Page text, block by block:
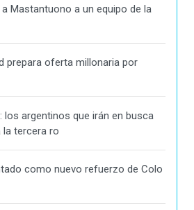
a Mastantuono a un equipo de la
prepara oferta millonaria por
los argentinos que irán en busca
la tercera ro
como nuevo refuerzo de Colo